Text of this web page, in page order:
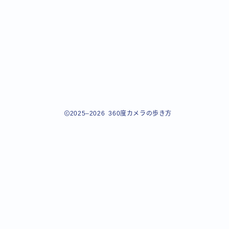
2025–2026 360度カメラの歩き方